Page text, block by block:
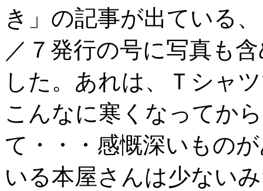
き」の記事が出ている
／７発行の号に写真も
した。あれは、Ｔシャ
こんなに寒くなってか
て・・・感慨深いもの
いる本屋さんは少ない